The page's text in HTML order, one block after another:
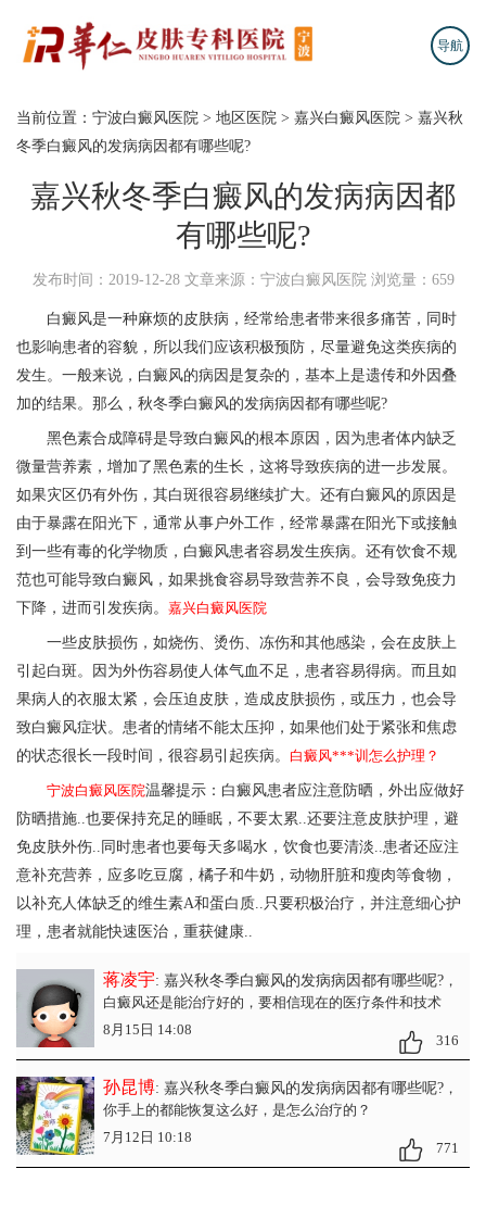
导航
当前位置： 宁波白癜风医院 > 地区医院 > 嘉兴白癜风医院 > 嘉兴秋
冬季白癜风的发病病因都有哪些呢?
嘉兴秋冬季白癜风的发病病因都
有哪些呢?
发布时间：2019-12-28 文章来源：宁波白癜风医院 浏览量：659
白癜风是一种麻烦的皮肤病，经常给患者带来很多痛苦，同时
也影响患者的容貌，所以我们应该积极预防，尽量避免这类疾病的
发生。一般来说，白癜风的病因是复杂的，基本上是遗传和外因叠
加的结果。那么，秋冬季白癜风的发病病因都有哪些呢?
黑色素合成障碍是导致白癜风的根本原因，因为患者体内缺乏
微量营养素，增加了黑色素的生长，这将导致疾病的进一步发展。
如果灾区仍有外伤，其白斑很容易继续扩大。还有白癜风的原因是
由于暴露在阳光下，通常从事户外工作，经常暴露在阳光下或接触
到一些有毒的化学物质，白癜风患者容易发生疾病。还有饮食不规
范也可能导致白癜风，如果挑食容易导致营养不良，会导致免疫力
下降，进而引发疾病。 嘉兴白癜风医院
一些皮肤损伤，如烧伤、烫伤、冻伤和其他感染，会在皮肤上
引起白斑。因为外伤容易使人体气血不足，患者容易得病。而且如
果病人的衣服太紧，会压迫皮肤，造成皮肤损伤，或压力，也会导
致白癜风症状。患者的情绪不能太压抑，如果他们处于紧张和焦虑
的状态很长一段时间，很容易引起疾病。 白癜风***训怎么护理？
宁波白癜风医院温馨提示：白癜风患者应注意防晒，外出应做好
防晒措施..也要保持充足的睡眠，不要太累..还要注意皮肤护理，避
免皮肤外伤..同时患者也要每天多喝水，饮食也要清淡..患者还应注
意补充营养，应多吃豆腐，橘子和牛奶，动物肝脏和瘦肉等食物，
以补充人体缺乏的维生素A和蛋白质..只要积极治疗，并注意细心护
理，患者就能快速医治，重获健康..
蒋凌宇: 嘉兴秋冬季白癜风的发病病因都有哪些呢?，
白癜风还是能治疗好的，要相信现在的医疗条件和技术
8月15日 14:08
316
孙昆博: 嘉兴秋冬季白癜风的发病病因都有哪些呢?，
你手上的都能恢复这么好，是怎么治疗的？
7月12日 10:18
771